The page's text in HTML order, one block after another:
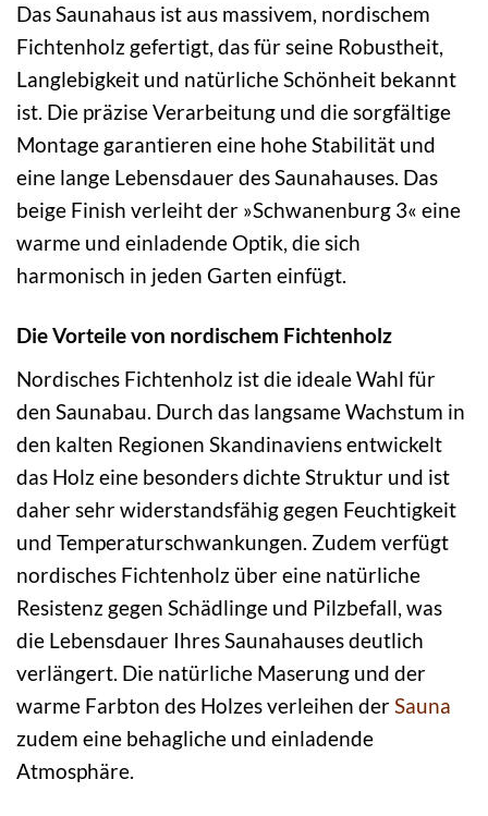
Das Saunahaus ist aus massivem, nordischem
Fichtenholz gefertigt, das für seine Robustheit,
Langlebigkeit und natürliche Schönheit bekannt
ist. Die präzise Verarbeitung und die sorgfältige
Montage garantieren eine hohe Stabilität und
eine lange Lebensdauer des Saunahauses. Das
beige Finish verleiht der »Schwanenburg 3« eine
warme und einladende Optik, die sich
harmonisch in jeden Garten einfügt.
Die Vorteile von nordischem Fichtenholz
Nordisches Fichtenholz ist die ideale Wahl für
den Saunabau. Durch das langsame Wachstum in
den kalten Regionen Skandinaviens entwickelt
das Holz eine besonders dichte Struktur und ist
daher sehr widerstandsfähig gegen Feuchtigkeit
und Temperaturschwankungen. Zudem verfügt
nordisches Fichtenholz über eine natürliche
Resistenz gegen Schädlinge und Pilzbefall, was
die Lebensdauer Ihres Saunahauses deutlich
verlängert. Die natürliche Maserung und der
warme Farbton des Holzes verleihen der Sauna
zudem eine behagliche und einladende
Atmosphäre.